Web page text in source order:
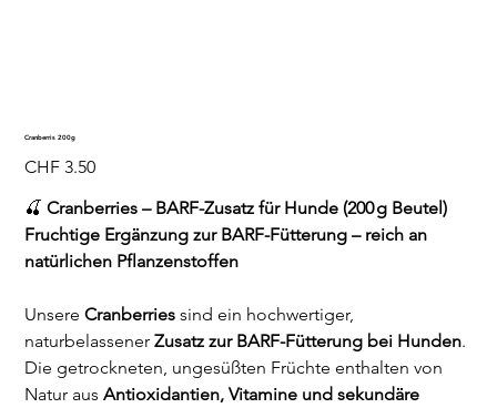
Cranberris 200g
Preis
CHF 3.50
🍒Cranberries – BARF-Zusatz für Hunde (200 g Beutel)
Fruchtige Ergänzung zur BARF-Fütterung – reich an
natürlichen Pflanzenstoffen
UnsereCranberries sind ein hochwertiger,
naturbelassenerZusatz zur BARF-Fütterung bei Hunden.
Die getrockneten, ungesüßten Früchte enthalten von
Natur ausAntioxidantien, Vitamine und sekundäre